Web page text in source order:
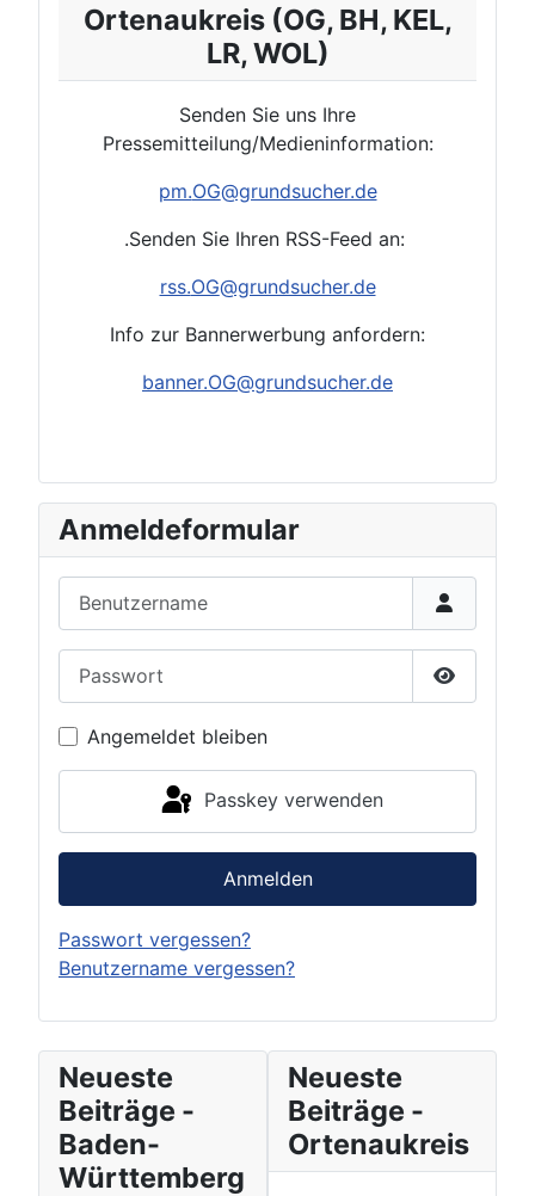
Ortenaukreis (OG, BH, KEL,
LR, WOL)
Senden Sie uns Ihre
Pressemitteilung/Medieninformation:
pm.OG@grundsucher.de
.Senden Sie Ihren RSS-Feed an:
rss.OG@grundsucher.de
Info zur Bannerwerbung anfordern:
banner.OG@grundsucher.de
Anmeldeformular
Passwort
Angemeldet bleiben
Passkey verwenden
Anmelden
Passwort vergessen?
Benutzername vergessen?
Neueste
Beiträge -
Baden-
Württemberg
Neueste
Beiträge -
Ortenaukreis